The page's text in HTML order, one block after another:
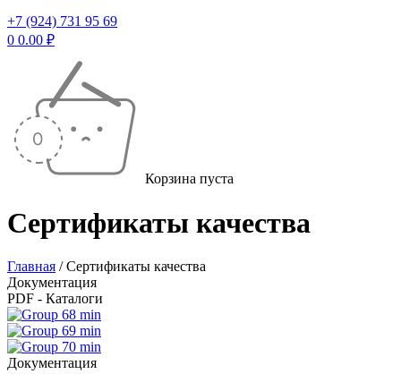
+7 (924) 731 95 69
0 0.00 ₽
Корзина пуста
Сертификаты качества
Главная / Сертификаты качества
Документация
PDF - Каталоги
Документация